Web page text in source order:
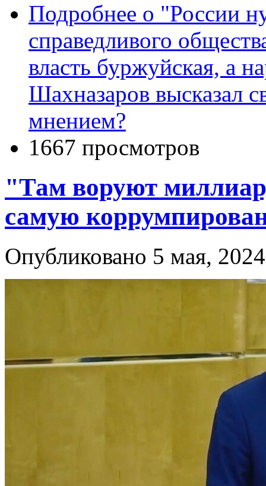
Подробнее о "России
справедливого
власть буржуйская, а
Шахназаров высказал
мнением?
1667 просмотров
"Там воруют
самую
Опубликовано 5 мая,